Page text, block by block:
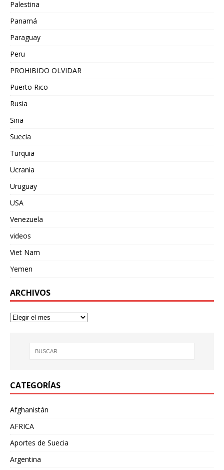
Palestina
Panamá
Paraguay
Peru
PROHIBIDO OLVIDAR
Puerto Rico
Rusia
Siria
Suecia
Turquia
Ucrania
Uruguay
USA
Venezuela
videos
Viet Nam
Yemen
ARCHIVOS
CATEGORÍAS
Afghanistán
AFRICA
Aportes de Suecia
Argentina